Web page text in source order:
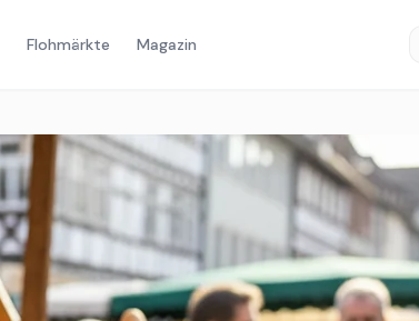
Flohmärkte Magazin